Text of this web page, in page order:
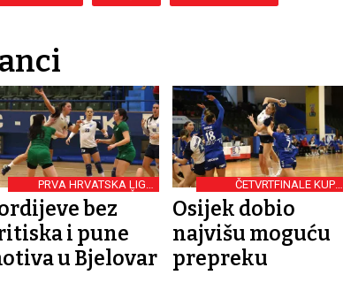
PRVA HRVATSKA LIGA
RUKOMETAŠICA
bez
i pune
u Bjelovar
ČETVRTFINALE KUPA
HRVATSKE
Osijek dobio
najvišu moguću
prepreku